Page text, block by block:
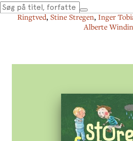
Christensen,Kirsten Sonne Harild
Ringtved, Stine Stregen, Inger
Alberte